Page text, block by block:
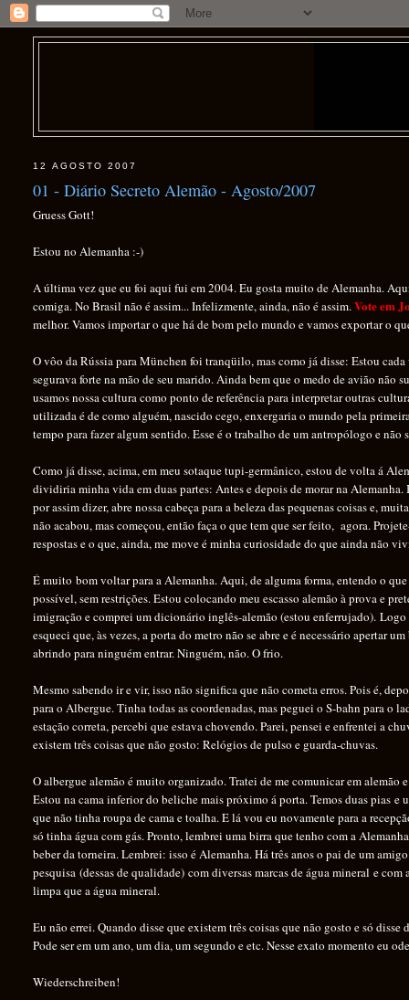
12 AGOSTO 2007
01 - Diário Secreto Alemão - Agosto/2007
Gruess Gott!
Estou no Alemanha :-)
A última vez que eu foi aqui fui em 2004. Eu gosta muito de Alemanha.
comiga. No Brasil não é assim... Infelizmente, ainda, não é assim.Vote em
melhor. Vamos importar o que há de bom pelo mundo e vamos exportar o
O vôo da Rússia para München foi tranqüilo, mas como já disse: Estou
segurava forte na mão de seu marido. Ainda bem que o medo de avião não
usamos nossa cultura como ponto de referência para interpretar outras
utilizada é de como alguém, nascido cego, enxergaria o mundo pela
tempo para fazer algum sentido. Esse é o trabalho de um antropólogo e não
Como já disse, acima, em meu sotaque tupi-germânico, estou de volta á
dividiria minha vida em duas partes: Antes e depois de morar na
por assim dizer, abre nossa cabeça para a beleza das pequenas coisas e,
não acabou, mas começou, então faça o que tem que ser feito, agora.
respostas e o que, ainda, me move é minha curiosidade do que ainda não
É muito bom voltar para a Alemanha. Aqui, de alguma forma, entendo o
possível, sem restrições. Estou colocando meu escasso alemão à prova e
imigração e comprei um dicionário inglês-alemão (estou enferrujado).
esqueci que, às vezes, a porta do metro não se abre e é necessário apertar
abrindo para ninguém entrar. Ninguém, não. O frio.
Mesmo sabendo ir e vir, isso não significa que não cometa erros. Pois é,
para o Albergue. Tinha todas as coordenadas, mas peguei o S-bahn para o
estação correta, percebi que estava chovendo. Parei, pensei e enfrentei a
existem três coisas que não gosto: Relógios de pulso e guarda-chuvas.
O albergue alemão é muito organizado. Tratei de me comunicar em
Estou na cama inferior do beliche mais próximo á porta. Temos duas pias
que não tinha roupa de cama e toalha. E lá vou eu novamente para a
só tinha água com gás. Pronto, lembrei uma birra que tenho com a
beber da torneira. Lembrei: isso é Alemanha. Há três anos o pai de um
pesquisa (dessas de qualidade) com diversas marcas de água mineral e
limpa que a água mineral.
Eu não errei. Quando disse que existem três coisas que não gosto e só
Pode ser em um ano, um dia, um segundo e etc. Nesse exato momento eu
Wiederschreiben!